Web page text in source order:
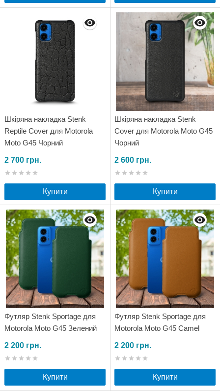
Шкіряна накладка Stenk
Reptile Cover для Motorola
Moto G45 Чорний
2 700 грн.
Купити
Шкіряна накладка Stenk
Cover для Motorola Moto G45
Чорний
2 600 грн.
Купити
Футляр Stenk Sportage для
Motorola Moto G45 Зелений
2 200 грн.
Купити
Футляр Stenk Sportage для
Motorola Moto G45 Camel
2 200 грн.
Купити